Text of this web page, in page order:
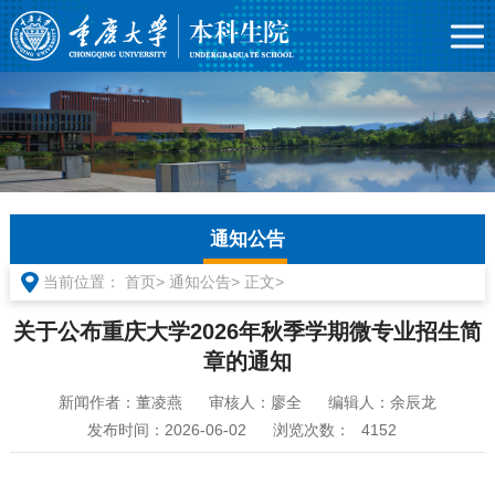
通知公告
当前位置： 首页> 通知公告> 正文>
关于公布重庆大学2026年秋季学期微专业招生简
章的通知
新闻作者：董凌燕 审核人：廖全
编辑人：余辰龙
发布时间：2026-06-02
浏览次数： 4152